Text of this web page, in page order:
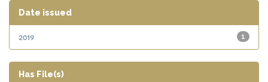
Date issued
1
2019
Has File(s)